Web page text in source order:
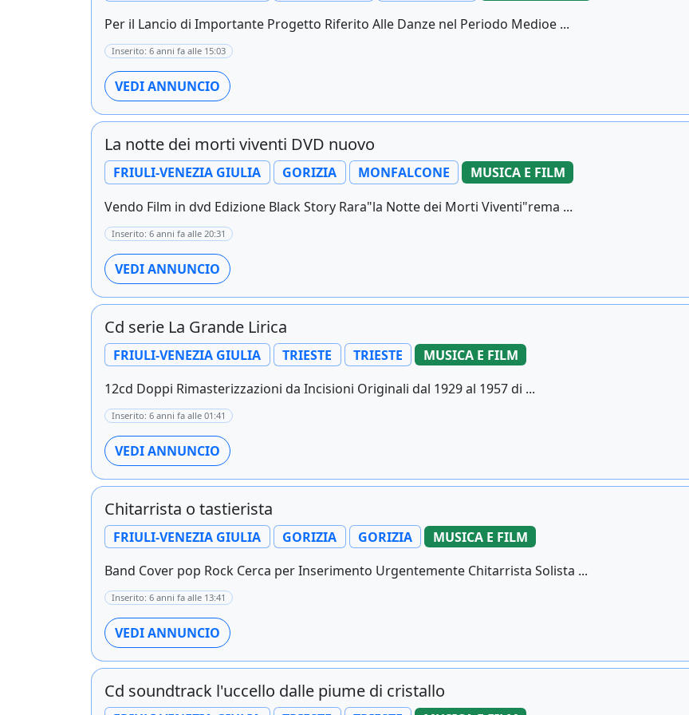
Per il Lancio di Importante Progetto Riferito Alle Danze nel Periodo Medioe ...
Inserito: 6 anni fa alle 15:03
VEDI ANNUNCIO
La notte dei morti viventi DVD nuovo
FRIULI-VENEZIA GIULIA GORIZIA MONFALCONE
MUSICA E FILM
Vendo Film in dvd Edizione Black Story Rara"la Notte dei Morti Viventi"rema ...
Inserito: 6 anni fa alle 20:31
VEDI ANNUNCIO
Cd serie La Grande Lirica
FRIULI-VENEZIA GIULIA TRIESTE TRIESTE
MUSICA E FILM
12cd Doppi Rimasterizzazioni da Incisioni Originali dal 1929 al 1957 di ...
Inserito: 6 anni fa alle 01:41
VEDI ANNUNCIO
Chitarrista o tastierista
FRIULI-VENEZIA GIULIA GORIZIA GORIZIA
MUSICA E FILM
Band Cover pop Rock Cerca per Inserimento Urgentemente Chitarrista Solista ...
Inserito: 6 anni fa alle 13:41
VEDI ANNUNCIO
Cd soundtrack l'uccello dalle piume di cristallo